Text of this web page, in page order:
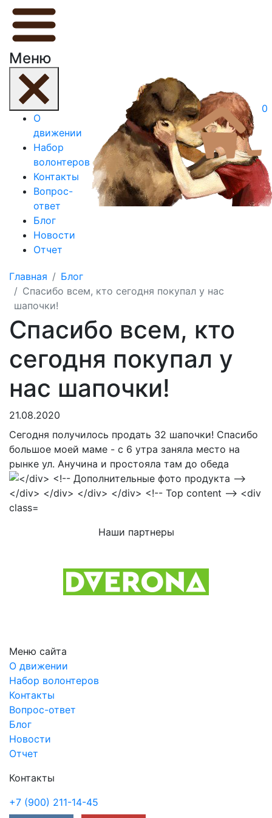
Меню
О
движении
Набор
волонтеров
Контакты
Вопрос-
ответ
Блог
Новости
Отчет
0
Главная
Блог
Спасибо всем, кто сегодня покупал у нас
шапочки!
Спасибо всем, кто
сегодня покупал у
нас шапочки!
21.08.2020
Сегодня получилось продать 32 шапочки! Спасибо
большое моей маме - с 6 утра заняла место на
рынке ул. Анучина и простояла там до обеда
Наши партнеры
Previous
Меню сайта
О движении
Набор волонтеров
Контакты
Вопрос-ответ
Блог
Новости
Отчет
Контакты
+7 (900) 211-14-45